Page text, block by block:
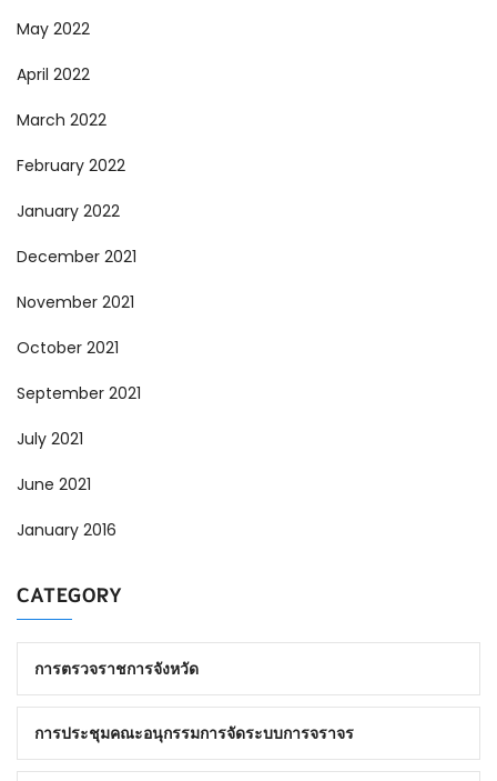
May 2022
April 2022
March 2022
February 2022
January 2022
December 2021
November 2021
October 2021
September 2021
July 2021
June 2021
January 2016
CATEGORY
การตรวจราชการจังหวัด
การประชุมคณะอนุกรรมการจัดระบบการจราจร